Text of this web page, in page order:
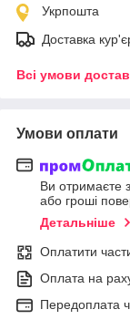
Укрпошта
Доставка
Всі умови
Умови оплати
Ви отримаєте
або гроші
Детальніше
Оплатити
Оплата на
Передоплата